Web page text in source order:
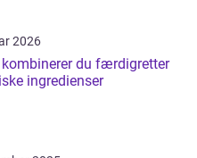
2026
du færdigretter
ingredienser